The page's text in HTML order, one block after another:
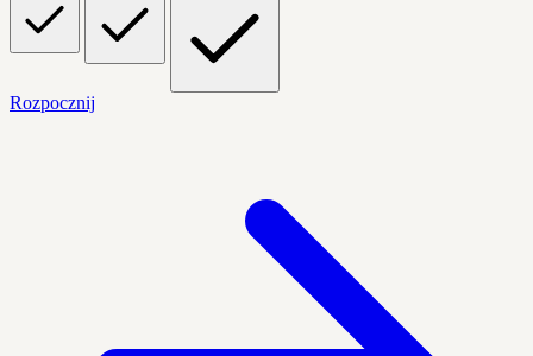
Rozpocznij